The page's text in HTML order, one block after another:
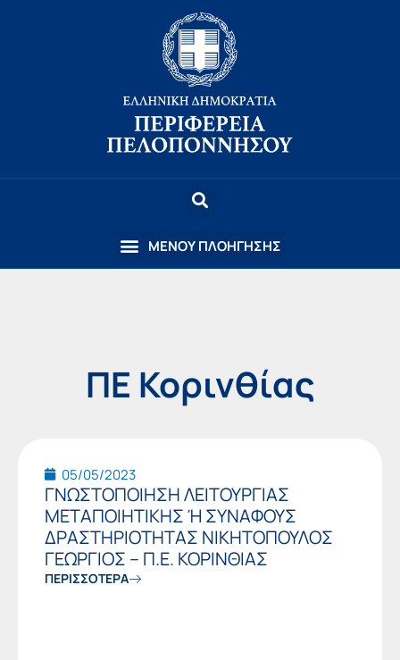
ΠΕ Κορινθίας
05/05/2023
ΓΝΩΣΤΟΠΟΙΗΣΗ ΛΕΙΤΟΥΡΓΙΑΣ
ΜΕΤΑΠΟΙΗΤΙΚΗΣ Ή ΣΥΝΑΦΟΥΣ
ΔΡΑΣΤΗΡΙΟΤΗΤΑΣ ΝΙΚΗΤΟΠΟΥΛΟΣ
ΓΕΩΡΓΙΟΣ – Π.Ε. ΚΟΡΙΝΘΙΑΣ
ΠΕΡΙΣΣΟΤΕΡΑ